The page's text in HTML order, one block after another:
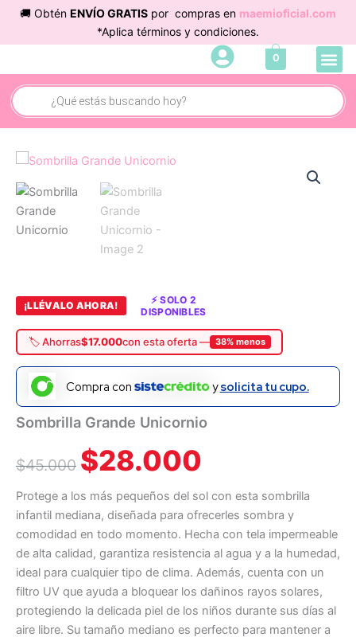
contenido
🚚 Obtén ENVÍO GRATIS por compras en maemioficial.com
*Aplica términos y condiciones.
0
Búsqueda
de
productos
¡LLÉVALO AHORA!
⚡ SOLO 2
DISPONIBLES
🏷️ Ahorras$17.000con esta oferta — 38% menos
Compra con ysolicita tu cupo.
Sombrilla Grande Unicornio
$45.000
Original
price
was:
$45.000.
$28.000
Protege a los más pequeños del sol con esta sombrilla
infantil mediana, diseñada para ofrecerles sombra y
comodidad en todo momento. Hecha con tela impermeable
de alta calidad, garantiza resistencia al agua y a la humedad,
ideal para cualquier tipo de clima. Además, cuenta con un
filtro UV que ayuda a bloquear los dañinos rayos solares,
protegiendo la delicada piel de los niños durante sus días al
aire libre. Su tamaño mediano es perfecto para mantener a
Sombrilla
Unicornio
cantidad